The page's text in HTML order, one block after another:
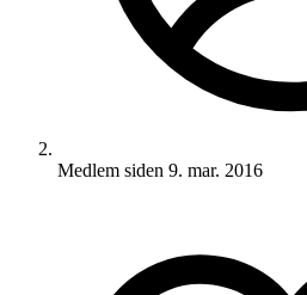
Medlem siden 9. mar. 2016